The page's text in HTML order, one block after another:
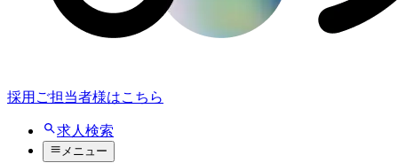
採用ご担当者様はこちら
求人検索
メニュー